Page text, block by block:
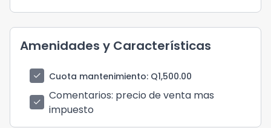
Amenidades y Características
check Cuota mantenimiento: Q1,500.00
check Comentarios: precio de venta mas
impuesto